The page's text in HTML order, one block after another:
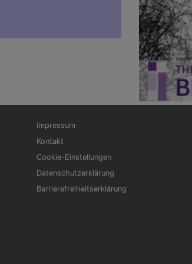
Fußbereichsmenü
Impressum
Kontakt
Cookie-Einstellungen
Datenschutzerklärung
Barrierefreiheitserklärung